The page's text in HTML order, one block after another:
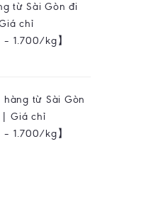
từ Sài Gòn đi
chỉ
1.700/kg】
từ Sài Gòn
| Giá chỉ
1.700/kg】